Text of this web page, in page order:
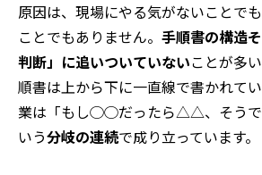
原因は、現場にやる気がないことで
ことでもありません。 手順書の構造
判断」に追いついていないことが多
順書は上から下に一直線で書かれて
業は「もし◯◯だったら△△、そう
いう分岐の連続で成り立っています。